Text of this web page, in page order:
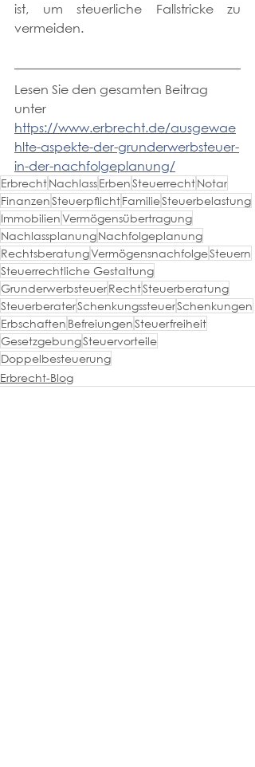
ist, um steuerliche Fallstricke zu
vermeiden.
Lesen Sie den gesamten Beitrag
unter
https://www.erbrecht.de/ausgewae
hlte-aspekte-der-grunderwerbsteuer-
in-der-nachfolgeplanung/
ErbrechtNachlassErbenSteuerrechtNotar
FinanzenSteuerpflichtFamilieSteuerbelastung
ImmobilienVermögensübertragung
NachlassplanungNachfolgeplanung
RechtsberatungVermögensnachfolgeSteuern
Steuerrechtliche Gestaltung
GrunderwerbsteuerRechtSteuerberatung
SteuerberaterSchenkungssteuerSchenkungen
Erbschaften BefreiungenSteuerfreiheit
GesetzgebungSteuervorteile
Doppelbesteuerung
Erbrecht-Blog